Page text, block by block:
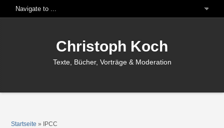
Christoph Koch
Texte, Bücher, Vorträge & Moderation
Startseite » IPCC